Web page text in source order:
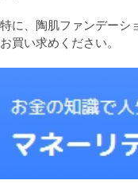
特に、陶肌ファンデーシ
お買い求めください。